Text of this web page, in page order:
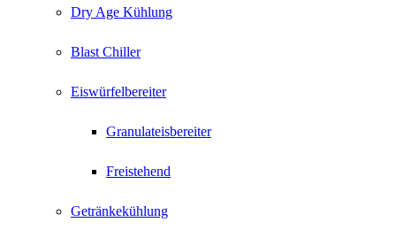
Dry Age Kühlung
Blast Chiller
Eiswürfelbereiter
Granulateisbereiter
Freistehend
Getränkekühlung